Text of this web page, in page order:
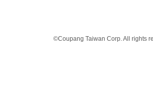
©Coupang Taiwan Corp. All rights